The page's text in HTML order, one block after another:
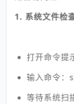
1. 系统文件检
打开命令提
输入命令
等待系统扫